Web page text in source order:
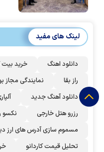
لینک های مفید
دانلود اهنگ خرید بیت
راز بقا
نمایندگی مجاز
دانلود آهنگ جدید
رزرو هتل خارجی
نکسو
مسموم سازی آدرس های ارز
تحلیل قیمت کاردانو